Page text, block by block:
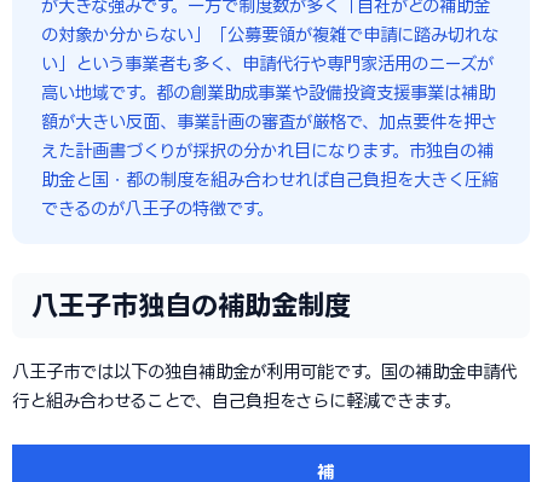
が大きな強みです。一方で制度数が多く「自社がどの補助金
の対象か分からない」「公募要領が複雑で申請に踏み切れな
い」という事業者も多く、申請代行や専門家活用のニーズが
高い地域です。都の創業助成事業や設備投資支援事業は補助
額が大きい反面、事業計画の審査が厳格で、加点要件を押さ
えた計画書づくりが採択の分かれ目になります。市独自の補
助金と国・都の制度を組み合わせれば自己負担を大きく圧縮
できるのが八王子の特徴です。
八王子市独自の補助金制度
八王子市では以下の独自補助金が利用可能です。国の補助金申請代
行と組み合わせることで、自己負担をさらに軽減できます。
補